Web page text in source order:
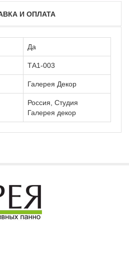
И ОПЛАТА
Да
ТА1-003
Галерея Декор
Россия, Студия
Галерея декор